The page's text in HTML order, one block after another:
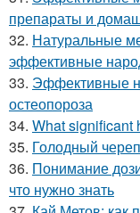
препараты и
32. Натуральные
эффективные
33. Эффективные
остеопороза
34. What significant
35. Голодный
36. Понимание
что нужно знать